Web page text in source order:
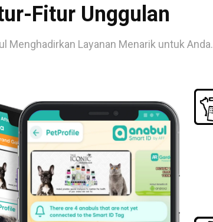
Fitur Unggulan
Menghadirkan Layanan Menarik untuk Anda.